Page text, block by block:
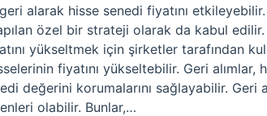
alarak hisse senedi fiyatını
özel bir strateji olarak da kabul edilir.
yükseltmek için şirketler tarafından
fiyatını yükseltebilir. Geri alımlar,
değerini korumalarını sağlayabilir. Geri
olabilir. Bunlar,…